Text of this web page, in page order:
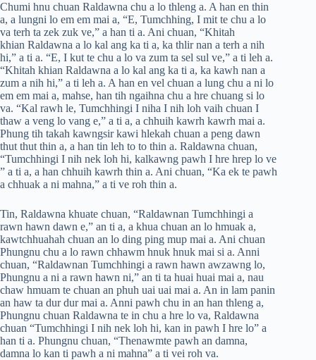
Chumi hnu chuan Raldawna chu a lo thleng a. A han en thin
a, a lungni lo em em mai a, “E, Tumchhing, I mit te chu a lo
va terh ta zek zuk ve,” a han ti a. Ani chuan, “Khitah
khian Raldawna a lo kal ang ka ti a, ka thlir nan a terh a nih
hi,” a ti a. “E, I kut te chu a lo va zum ta sel sul ve,” a ti leh a.
“Khitah khian Raldawna a lo kal ang ka ti a, ka kawh nan a
zum a nih hi,” a ti leh a. A han en vel chuan a lung chu a ni lo
em em mai a, mahse, han tih ngaihna chu a hre chuang si lo
va. “Kal rawh le, Tumchhingi I niha I nih loh vaih chuan I
thaw a veng lo vang e,” a ti a, a chhuih kawrh kawrh mai a.
Phung tih takah kawngsir kawi hlekah chuan a peng dawn
thut thut thin a, a han tin leh to to thin a. Raldawna chuan,
“Tumchhingi I nih nek loh hi, kalkawng pawh I hre hrep lo ve
” a ti a, a han chhuih kawrh thin a. Ani chuan, “Ka ek te pawh
a chhuak a ni mahna,” a ti ve roh thin a.
Tin, Raldawna khuate chuan, “Raldawnan Tumchhingi a
rawn hawn dawn e,” an ti a, a khua chuan an lo hmuak a,
kawtchhuahah chuan an lo ding ping mup mai a. Ani chuan
Phungnu chu a lo rawn chhawm hnuk hnuk mai si a. Anni
chuan, “Raldawnan Tumchhingi a rawn hawn awzawng lo,
Phungnu a ni a rawn hawn ni,” an ti ta huai huai mai a, nau
chaw hmuam te chuan an phuh uai uai mai a. An in lam panin
an haw ta dur dur mai a. Anni pawh chu in an han thleng a,
Phungnu chuan Raldawna te in chu a hre lo va, Raldawna
chuan “Tumchhingi I nih nek loh hi, kan in pawh I hre lo” a
han ti a. Phungnu chuan, “Thenawmte pawh an damna,
damna lo kan ti pawh a ni mahna” a ti vei roh va.